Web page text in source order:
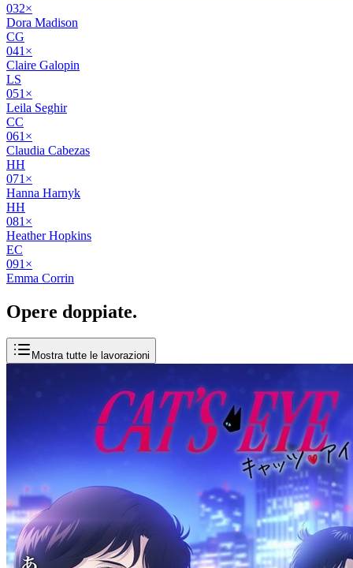
032×
Dora Madison
CG
041 ×
Claire Galopin
LS
051 ×
Leila Seghir
CC
061 ×
Claudia Cabezas
HH
071 ×
Hanna Harnyk
HH
081 ×
Heather Hopkins
EC
091 ×
Emma Corrin
Opere doppiate.
Mostra tutte le lavorazioni